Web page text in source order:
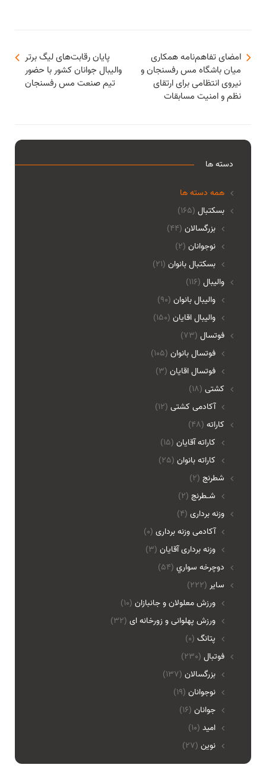
پایان رقابت‌های لیگ برتر
والیبال جوانان کشور با حضور
تیم صنعت مس رفسنجان
امضای تفاهم‌نامه همکاری
میان باشگاه مس رفسنجان و
نیروی انتظامی برای ارتقای
نظم و امنیت مسابقات
دسته ها
همه دسته ها
(165) بسکتبال
بزرگسالان (44)
نوجوانان (2)
بسکتبال بانوان (21)
(116) والیبال
واليبال بانوان (90)
واليبال اقايان (150)
(73) فوتسال
فوتسال بانوان (105)
فوتسال اقايان (3)
(18) کشتی
آکادمی کشتی (12)
(48) کاراته
کاراته آقایان (15)
کاراته بانوان (25)
(2) شطرنج
شـطرنج (2)
(4) وزنه برداری
آکادمی وزنه برداری (0)
وزنه برداری آقایان (3)
(54) دوچرخه سواري
(222) ساير
ورزش معلولان و جانبازان (10)
ورزش پهلوانی و زورخانه ای (32)
پتانگ (0)
(230) فوتبال
بزرگسالان (137)
نوجوانان (19)
جوانان (16)
امید (10)
نوین (27)